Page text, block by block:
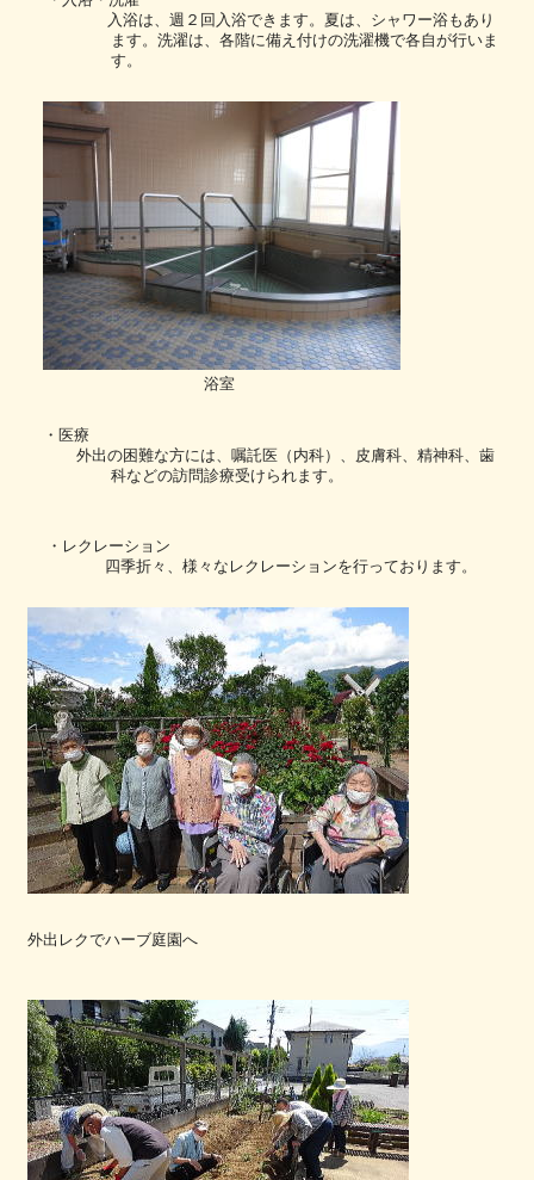
入浴は、週２回入浴できます。夏は、シャワー浴もあり
ます。 洗濯は、各階に備え付けの洗濯機で各自が行いま
す。
浴室
・ 医療
外出の困難な方には、嘱託医（内科）、皮膚科、精神科、歯
科などの訪問診療受けられます。
・レクレーション
四季折々、様々なレクレーションを行っております。
外出レクでハーブ庭園へ